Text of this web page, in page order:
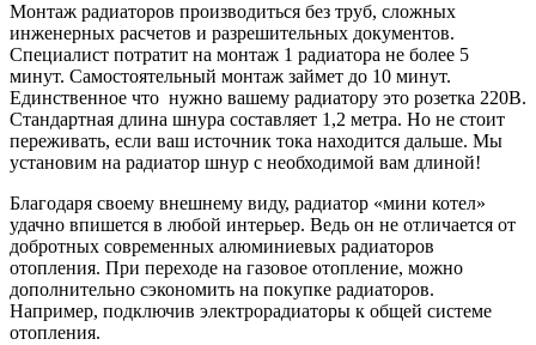
Монтаж радиаторов производиться без труб, сложных
инженерных расчетов и разрешительных документов.
Специалист потратит на монтаж 1 радиатора не более 5
минут. Самостоятельный монтаж займет до 10 минут.
Единственное что нужно вашему радиатору это розетка 220В.
Стандартная длина шнура составляет 1,2 метра. Но не стоит
переживать, если ваш источник тока находится дальше. Мы
установим на радиатор шнур с необходимой вам длиной!
Благодаря своему внешнему виду, радиатор «мини котел»
удачно впишется в любой интерьер. Ведь он не отличается от
добротных современных алюминиевых радиаторов
отопления. При переходе на газовое отопление, можно
дополнительно сэкономить на покупке радиаторов.
Например, подключив электрорадиаторы к общей системе
отопления.